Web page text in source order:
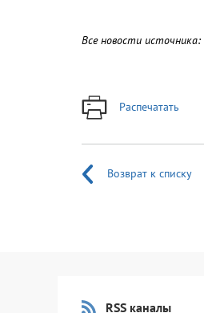
Все новости источника:
Распечатать
Возврат к списку
RSS каналы